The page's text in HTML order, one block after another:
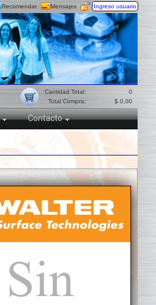
Mensajes
Recomendar Ingreso usuario
0
$ 0,00
Cantidad Total:
Total Compra:
Contacto